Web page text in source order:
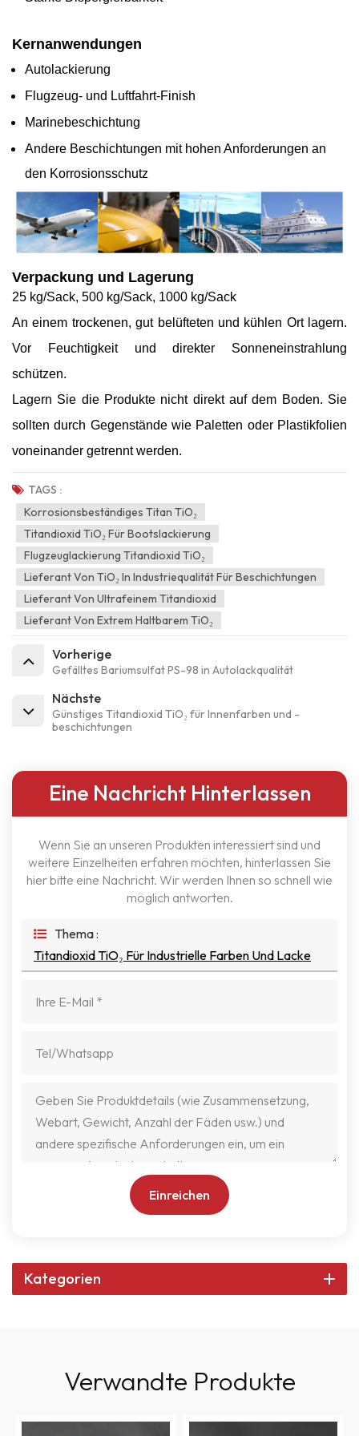
Kernanwendungen
Autolackierung
Flugzeug- und Luftfahrt-Finish
Marinebeschichtung
Andere Beschichtungen mit hohen Anforderungen an
den Korrosionsschutz
Verpackung und Lagerung
25 kg/Sack, 500 kg/Sack, 1000 kg/Sack
An einem trockenen, gut belüfteten und kühlen Ort lagern.
Vor Feuchtigkeit und direkter Sonneneinstrahlung
schützen.
Lagern Sie die Produkte nicht direkt auf dem Boden. Sie
sollten durch Gegenstände wie Paletten oder Plastikfolien
voneinander getrennt werden.
TAGS :
Korrosionsbeständiges Titan TiO₂
Titandioxid TiO₂ Für Bootslackierung
Flugzeuglackierung Titandioxid TiO₂
Lieferant Von TiO₂ In Industriequalität Für Beschichtungen
Lieferant Von Ultrafeinem Titandioxid
Lieferant Von Extrem Haltbarem TiO₂
Vorherige
Gefälltes Bariumsulfat PS-98 in Autolackqualität
Nächste
Günstiges Titandioxid TiO₂ für Innenfarben und -
beschichtungen
Eine Nachricht Hinterlassen
Wenn Sie an unseren Produkten interessiert sind und
weitere Einzelheiten erfahren möchten, hinterlassen Sie
hier bitte eine Nachricht. Wir werden Ihnen so schnell wie
möglich antworten.
Thema :
Titandioxid TiO₂ Für Industrielle Farben Und Lacke
Einreichen
Kategorien
Verwandte Produkte